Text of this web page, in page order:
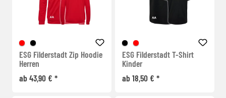
ESG Filderstadt Zip Hoodie
Herren
ab 43,90 € *
ESG Filderstadt T-Shirt
Kinder
ab 18,50 € *